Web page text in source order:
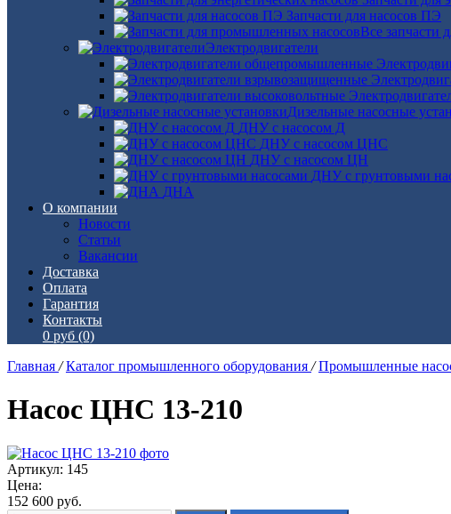
Запчасти для насосов ПЭ
Все запчасти
Электродвигатели
Дизельные насосные
ДНУ с насосом Д
ДНУ с насосом ЦНС
ДНУ с насосом ЦН
ДНУ с грунтовыми
ДНА
О компании
Новости
Статьи
Вакансии
Доставка
Оплата
Гарантия
Контакты
0 руб (0)
Главная / Каталог промышленного оборудования / Промышленные
Насос ЦНС 13-210
Артикул: 145
Цена:
152 600 руб.